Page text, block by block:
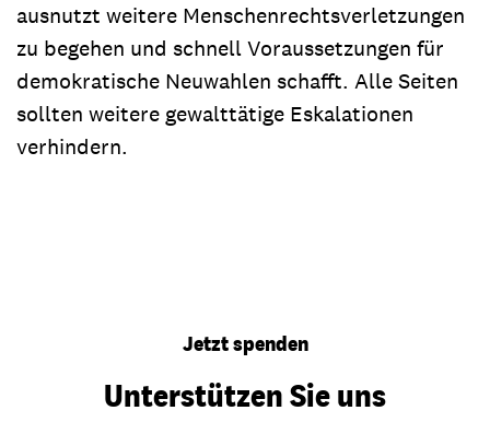
ausnutzt weitere Menschenrechtsverletzungen
zu begehen und schnell Voraussetzungen für
demokratische Neuwahlen schafft. Alle Seiten
sollten weitere gewalttätige Eskalationen
verhindern.
Jetzt spenden
Unterstützen Sie uns